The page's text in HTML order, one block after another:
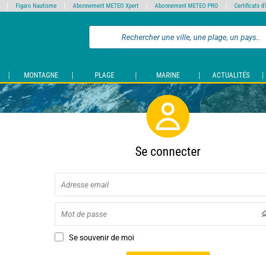
MONTAGNE PLAGE MARINE ACTUALITÉS
Se connecter
Se souvenir de moi
Figaro Nautisme Abonnement METEO Xpert Abonnement METEO PRO Certificats